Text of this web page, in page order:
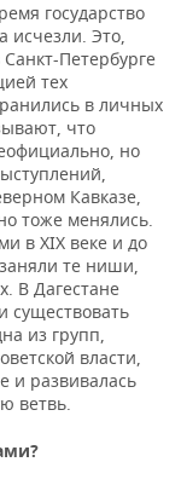
государство
исчезли. Это,
Петербурге
тех
в личных
что
но
Кавказе,
тоже менялись.
в XIX веке и до
те ниши,
В Дагестане
существовать
из групп,
власти,
и развивалась
ветвь.